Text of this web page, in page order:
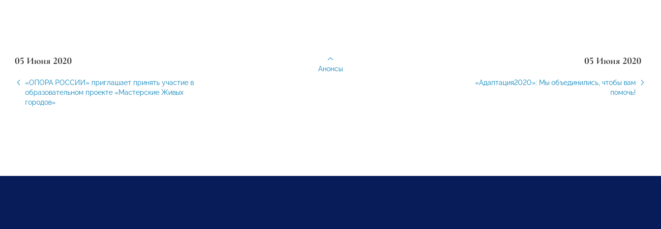
05 Июня 2020
«ОПОРА РОССИИ» приглашает принять участие в
образовательном проекте «Мастерские Живых
городов»
05 Июня 2020
«Адаптация2020»: Мы объединились, чтобы вам
помочь!
Анонсы